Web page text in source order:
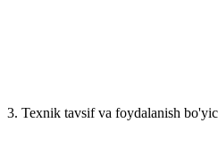
3. Texnik tavsif va foydalanish